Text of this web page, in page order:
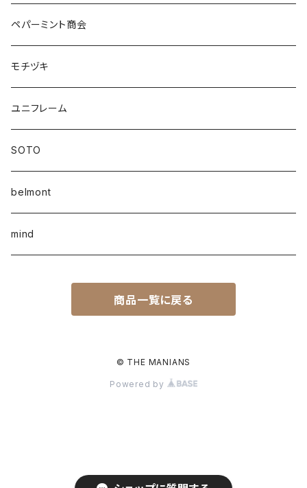
ペパーミント商会
モチヅキ
ユニフレーム
SOTO
belmont
mind
商品一覧に戻る
© THE MANIANS
Powered by